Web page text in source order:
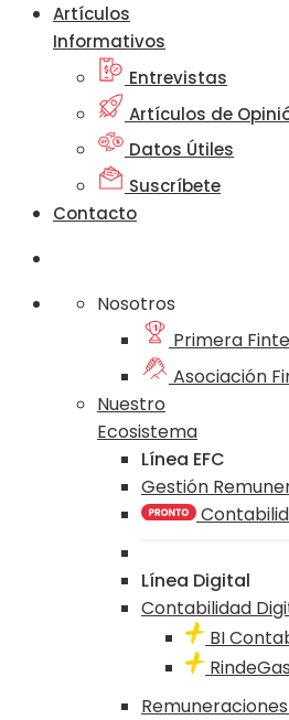
Artículos
Informativos
Entrevistas
Artículos de
Datos Útiles
Suscríbete
Contacto
Nosotros
Primera
Asociación
Nuestro
Ecosistema
Línea EFC
Gestión
Línea Digital
Contabilidad
BI